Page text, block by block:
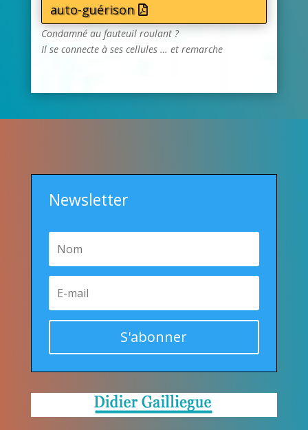
auto-guérison
Condamné au fauteuil roulant ?
Il se connecte à ses cellules … et remarche
Newsletter
S'abonner